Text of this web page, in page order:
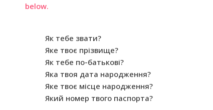
below.
Як тебе звати?
Яке твоє прізвище?
Як тебе по-батькові?
Яка твоя дата народження?
Яке твоє місце народження?
Який номер твого паспорта?